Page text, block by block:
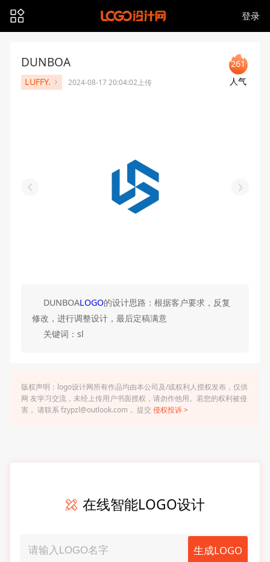
登录
DUNBOA
LUFFY. 2024-08-17 20:04:02上传
261
人气
DUNBOALOGO的设计思路：根据客户要求，反复
修改，进行调整设计，最后定稿满意
关键词：sl
版权声明：logo设计网所有作品均由本公司及/或权利人授权发布，仅供
网 友学习交流，未经上传用户书面授权，请勿作他用。若您的权利被侵
害， 请联系 fzypzl@outlook.com， 提交 侵权投诉 >
在线智能LOGO设计
生成LOGO